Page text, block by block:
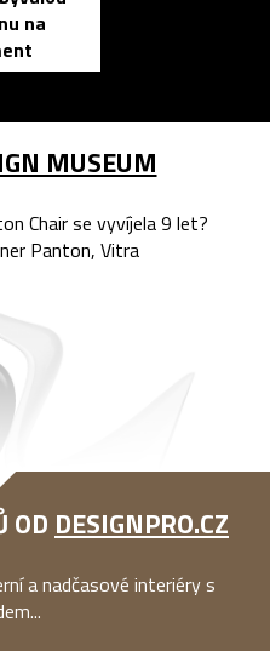
na
MUSEUM
Chair se vyvíjela 9 let?
Panton, Vitra
OD DESIGNPRO.CZ
a nadčasové interiéry s